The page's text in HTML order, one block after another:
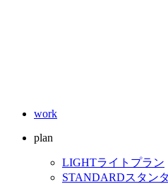
work
plan
LIGHTライトプラン
STANDARDスタン